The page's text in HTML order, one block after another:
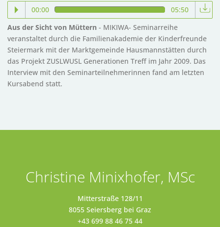
00:00
05:50
Aus der Sicht von Müttern - MIKIWA- Seminarreihe
veranstaltet durch die Familienakademie der Kinderfreunde
Steiermark mit der Marktgemeinde Hausmannstätten durch
das Projekt ZUSLWUSL Generationen Treff im Jahr 2009. Das
Interview mit den Seminarteilnehmerinnen fand am letzten
Kursabend statt.
Christine Minixhofer, MSc
Mitterstraße 128/11
8055 Seiersberg bei Graz
+43 699 88 46 75 44